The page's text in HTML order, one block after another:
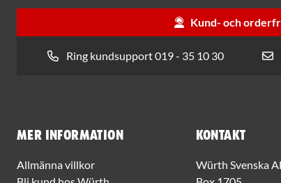
Kund- och
Ring kundsupport 019 - 35 10 30
Mer information
Allmänna villkor
Kontakt
Würth Svenska